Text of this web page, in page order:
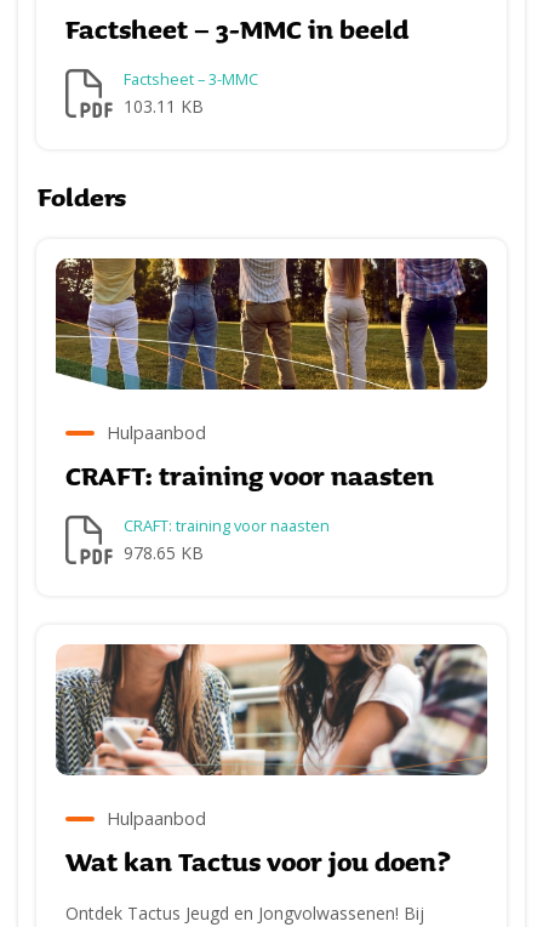
Factsheet – 3-MMC in beeld
103.11 KB
Factsheet – 3-MMC
Folders
Hulpaanbod
CRAFT: training voor naasten
978.65 KB
CRAFT: training voor naasten
Hulpaanbod
Wat kan Tactus voor jou doen?
Ontdek Tactus Jeugd en Jongvolwassenen! Bij